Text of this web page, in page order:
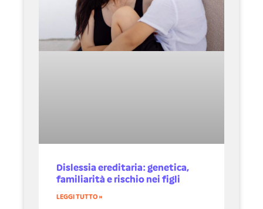
Dislessia ereditaria: genetica,
familiarità e rischio nei figli
LEGGI TUTTO »